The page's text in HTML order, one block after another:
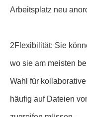
Arbeitsplatz neu
2Flexibilität: Sie
wo sie am meisten
Wahl für
häufig auf Dateien